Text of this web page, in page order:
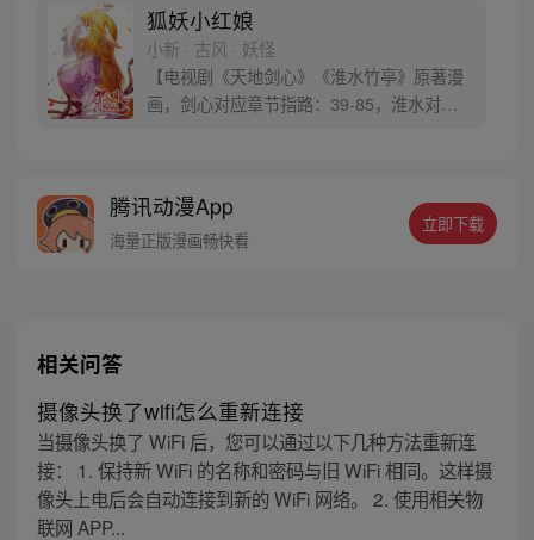
狐妖小红娘
小新 · 古风 · 妖怪
【电视剧《天地剑心》《淮水竹亭》原著漫
画，剑心对应章节指路：39-85，淮水对应
腾讯动漫App
海量正版漫画畅快看
立即下载
相关问答
摄像头换了wifi怎么重新连接
当摄像头换了 WiFi 后，您可以通过以下几种方法重新连
接： 1. 保持新 WiFi 的名称和密码与旧 WiFi 相同。这样摄
像头上电后会自动连接到新的 WiFi 网络。 2. 使用相关物
联网 APP...